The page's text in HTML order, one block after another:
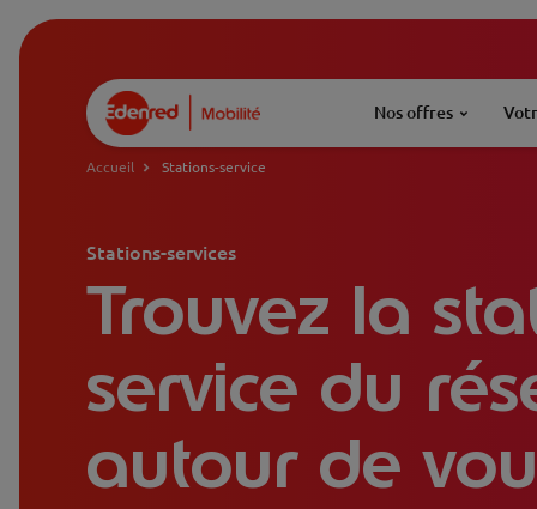
Nos offres
Accueil Stations-service
Stations-services
Trouvez la
service du
autour de